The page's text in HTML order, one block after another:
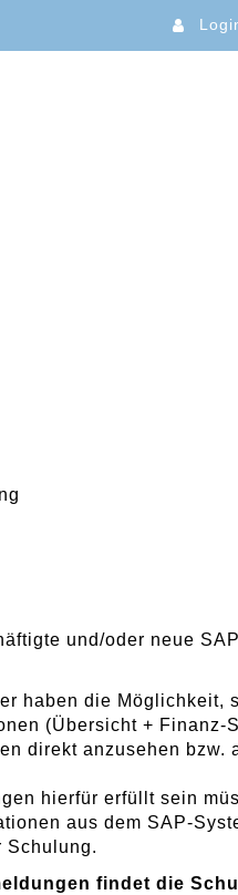
und/oder neue
haben die Möglichkeit,
(Übersicht + Finanz-
direkt anzusehen bzw.
hierfür erfüllt sein
aus dem SAP-
Schulung.
findet die